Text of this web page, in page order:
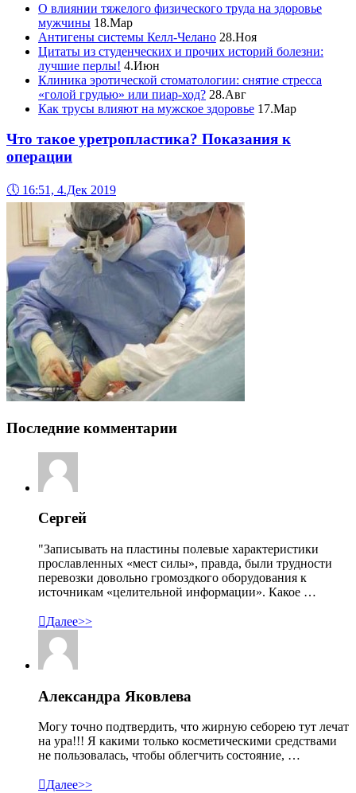
О влиянии тяжелого физического труда на здоровье
мужчины 18.Мар
Антигены системы Келл-Челано 28.Ноя
Цитаты из студенческих и прочих историй болезни:
лучшие перлы! 4.Июн
Клиника эротической стоматологии: снятие стресса
«голой грудью» или пиар-ход? 28.Авг
Как трусы влияют на мужское здоровье 17.Мар
Что такое уретропластика? Показания к
операции
🕔 16:51, 4.Дек 2019
Последние комментарии
Сергей
"Записывать на пластины полевые характеристики
прославленных «мест силы», правда, были трудности
перевозки довольно громоздкого оборудования к
источникам «целительной информации». Какое …
Далее>>
Александра Яковлева
Могу точно подтвердить, что жирную себорею тут лечат
на ура!!! Я какими только косметическими средствами
не пользовалась, чтобы облегчить состояние, …
Далее>>